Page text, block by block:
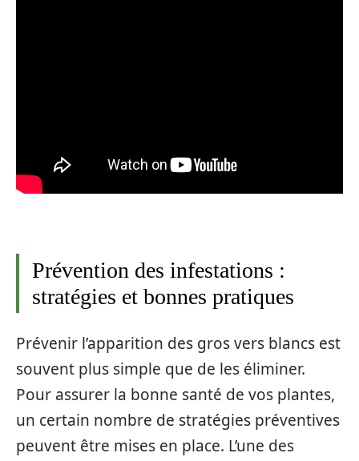
Prévention des infestations :
stratégies et bonnes pratiques
Prévenir l’apparition des gros vers blancs est
souvent plus simple que de les éliminer.
Pour assurer la bonne santé de vos plantes,
un certain nombre de stratégies préventives
peuvent être mises en place. L’une des